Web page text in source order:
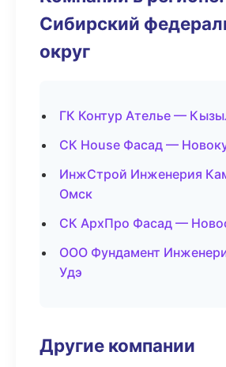
Сибирский
округ
ГК Контур Ателье —
СК House Фасад —
ИнжСтрой Инженерия
Омск
СК АрхПро Фасад —
ООО Фундамент
Удэ
Другие компании